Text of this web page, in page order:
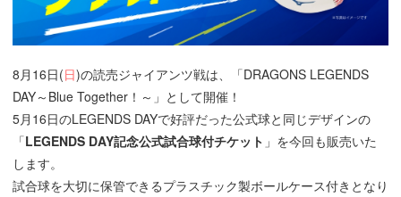
8月16日(日)の読売ジャイアンツ戦は、「DRAGONS LEGENDS
DAY～Blue Together！～」として開催！
5月16日のLEGENDS DAYで好評だった公式球と同じデザインの
「LEGENDS DAY記念公式試合球付チケット 」を今回も販売いた
します。
試合球を大切に保管できるプラスチック製ボールケース付きとなり